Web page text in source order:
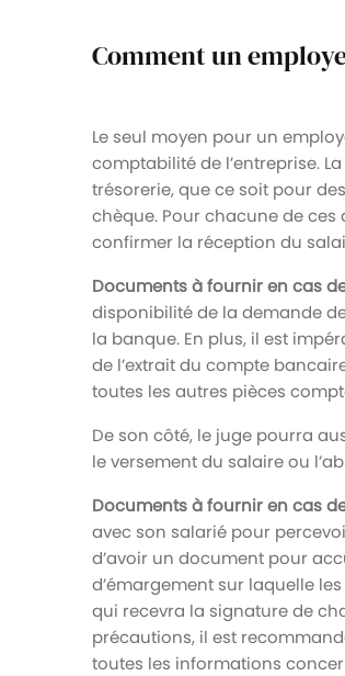
Comment un
Le seul moyen pour un
comptabilité de l’entreprise.
trésorerie, que ce soit pour
chèque. Pour chacune de
confirmer la réception du
Documents à fournir en cas
disponibilité de la demande
la banque. En plus, il est
de l’extrait du compte
toutes les autres pièces
De son côté, le juge pourra
le versement du salaire ou
Documents à fournir en cas
avec son salarié pour
d’avoir un document pour
d’émargement sur laquelle
qui recevra la signature de
précautions, il est
toutes les informations